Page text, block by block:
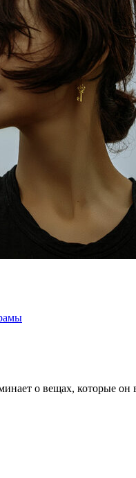
о вещах, которые он